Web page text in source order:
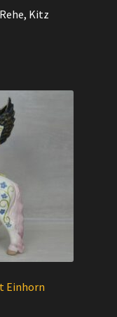
Kitz
Einhorn